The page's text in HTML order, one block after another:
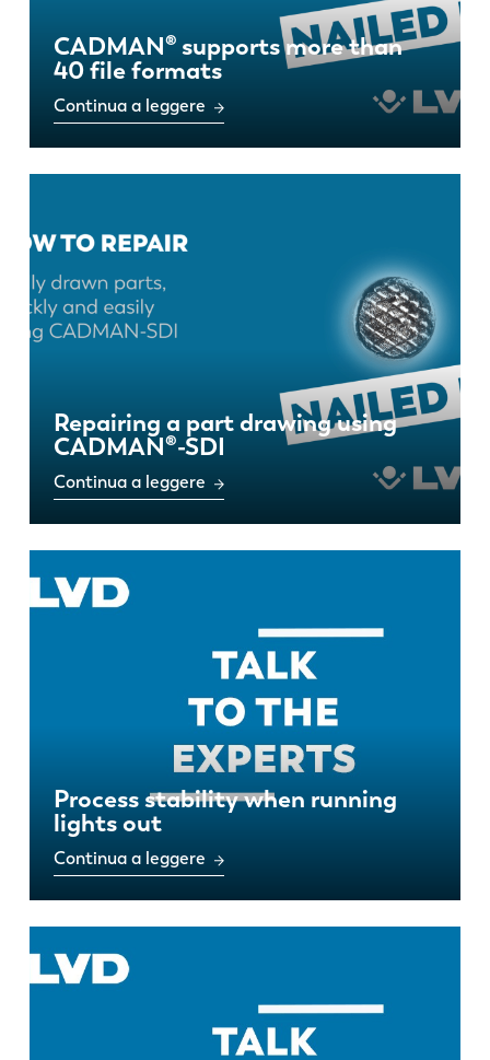
CADMAN® supports more than
40 file formats
Continua a leggere
Repairing a part drawing using
CADMAN®-SDI
Continua a leggere
Process stability when running
lights out
Continua a leggere
DE IT
ES
KO